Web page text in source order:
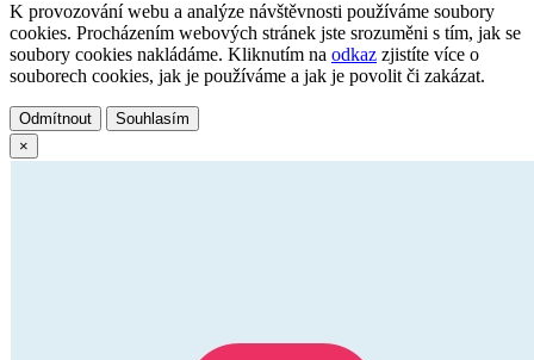
K provozování webu a analýze návštěvnosti používáme soubory
cookies. Procházením webových stránek jste srozuměni s tím, jak se
soubory cookies nakládáme. Kliknutím na odkaz zjistíte více o
souborech cookies, jak je používáme a jak je povolit či zakázat.
Odmítnout
Souhlasím
×